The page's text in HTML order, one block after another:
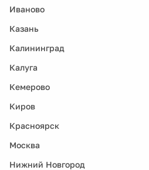
Иваново
Казань
Калининград
Калуга
Кемерово
Киров
Красноярск
Москва
Нижний Новгород